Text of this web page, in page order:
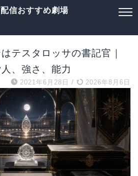
信おすすめ劇場
テスタロッサの書記官｜
、強さ、能力
2021年6月28日 / 2026年8月6日